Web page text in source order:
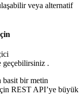
veya alternatif
.
basit bir metin
REST API’ye büyük